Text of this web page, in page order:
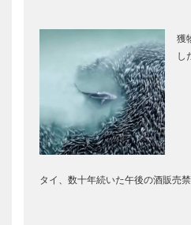
獲
し
タイ、数十年続いた午後の酒販売